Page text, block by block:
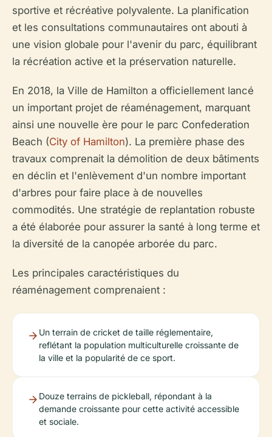
sportive et récréative polyvalente. La planification
et les consultations communautaires ont abouti à
une vision globale pour l'avenir du parc, équilibrant
la récréation active et la préservation naturelle.
En 2018, la Ville de Hamilton a officiellement lancé
un important projet de réaménagement, marquant
ainsi une nouvelle ère pour le parc Confederation
Beach (City of Hamilton). La première phase des
travaux comprenait la démolition de deux bâtiments
en déclin et l'enlèvement d'un nombre important
d'arbres pour faire place à de nouvelles
commodités. Une stratégie de replantation robuste
a été élaborée pour assurer la santé à long terme et
la diversité de la canopée arborée du parc.
Les principales caractéristiques du
réaménagement comprenaient :
Un terrain de cricket de taille réglementaire,
reflétant la population multiculturelle croissante de
la ville et la popularité de ce sport.
Douze terrains de pickleball, répondant à la
demande croissante pour cette activité accessible
et sociale.